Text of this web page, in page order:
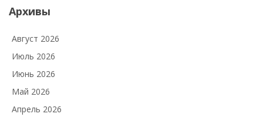
Архивы
Август 2026
Июль 2026
Июнь 2026
Май 2026
Апрель 2026